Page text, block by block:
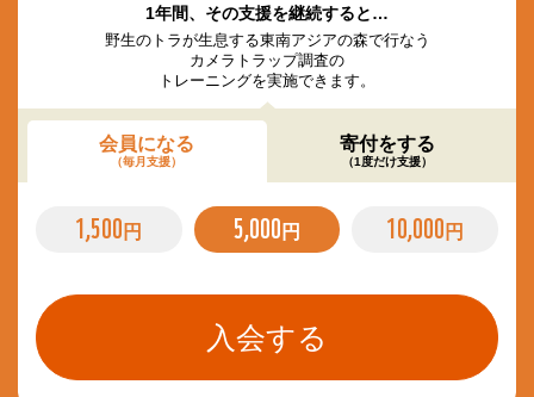
1年間、その支援を継続すると…
野生のトラが生息する東南アジアの森で行なう
カメラトラップ調査の
トレーニングを実施できます。
会員になる
（毎月支援）
寄付をする
（1度だけ支援）
1,500 円 5,000 円 10,000 円